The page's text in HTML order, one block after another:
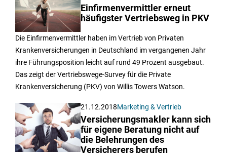
Einfirmenvermittler erneut
häufigster Vertriebsweg in PKV
Die Einfirmenvermittler haben im Vertrieb von Privaten
Krankenversicherungen in Deutschland im vergangenen Jahr
ihre Führungsposition leicht auf rund 49 Prozent ausgebaut.
Das zeigt der Vertriebswege-Survey für die Private
Krankenversicherung (PKV) von Willis Towers Watson.
21.12.2018Marketing & Vertrieb
Versicherungsmakler kann sich
für eigene Beratung nicht auf
die Belehrungen des
Versicherers berufen